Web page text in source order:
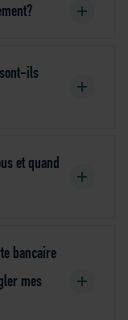
ils
et quand
bancaire
mes